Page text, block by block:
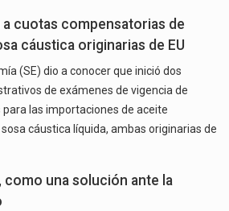
a cuotas compensatorias de
cáustica originarias de EU
(SE) dio a conocer que inició dos
de exámenes de vigencia de
las importaciones de aceite
cáustica líquida, ambas originarias de
como una solución ante la